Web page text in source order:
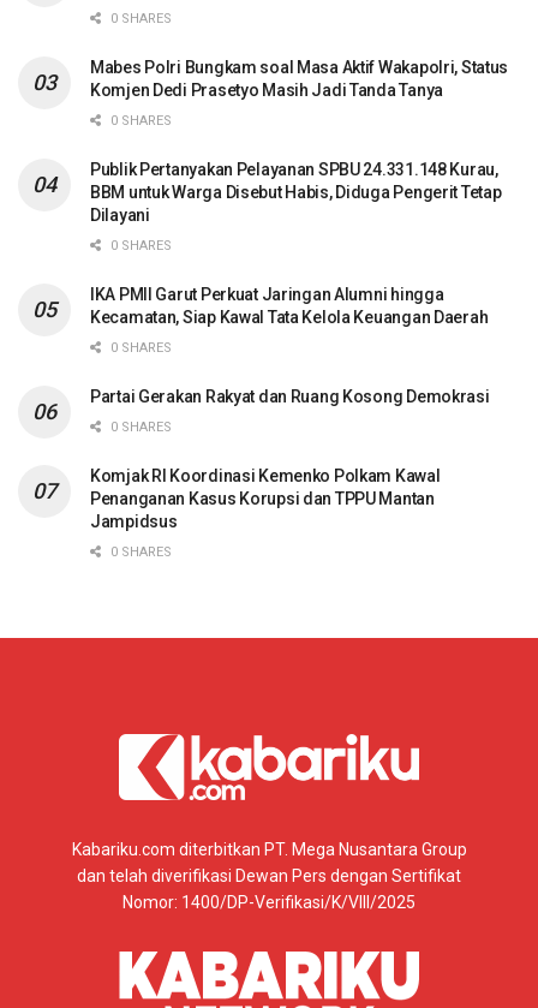
0 SHARES
Mabes Polri Bungkam soal Masa Aktif Wakapolri, Status
Komjen Dedi Prasetyo Masih Jadi Tanda Tanya
0 SHARES
Publik Pertanyakan Pelayanan SPBU 24.331.148 Kurau,
BBM untuk Warga Disebut Habis, Diduga Pengerit Tetap
Dilayani
0 SHARES
IKA PMII Garut Perkuat Jaringan Alumni hingga
Kecamatan, Siap Kawal Tata Kelola Keuangan Daerah
0 SHARES
Partai Gerakan Rakyat dan Ruang Kosong Demokrasi
0 SHARES
Komjak RI Koordinasi Kemenko Polkam Kawal
Penanganan Kasus Korupsi dan TPPU Mantan
Jampidsus
0 SHARES
Kabariku.com diterbitkan PT. Mega Nusantara Group
dan telah diverifikasi Dewan Pers dengan Sertifikat
Nomor: 1400/DP-Verifikasi/K/VIII/2025